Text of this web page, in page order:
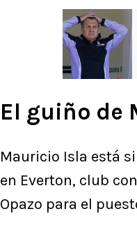
El guiño de
Mauricio Isla está
en Everton, club
Opazo para el